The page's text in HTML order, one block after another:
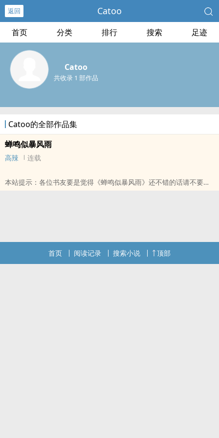
返回 Catoo
首页 分类 排行 搜索 足迹
Catoo
共收录 1 部作品
Catoo的全部作品集
蝉鸣似暴风雨
高辣 连载
本站提示：各位书友要是觉得《蝉鸣似暴风雨》还不错的话请不要忘
首页 阅读记录 搜索小说 顶部